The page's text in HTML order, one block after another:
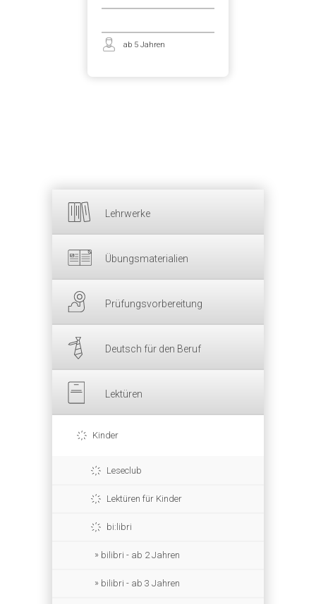
Lehrwerke
Übungsmaterialien
Prüfungsvorbereitung
Deutsch für den Beruf
Lektüren
Kinder
Leseclub
Lektüren für Kinder
bi:libri
bilibri - ab 2 Jahren
bilibri - ab 3 Jahren
ab 5 Jahren